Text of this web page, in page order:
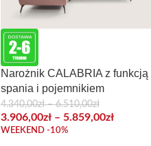
Narożnik CALABRIA z funkcją
spania i pojemnikiem
4.340,00zł – 6.510,00zł
3.906,00zł – 5.859,00zł
WEEKEND -10%